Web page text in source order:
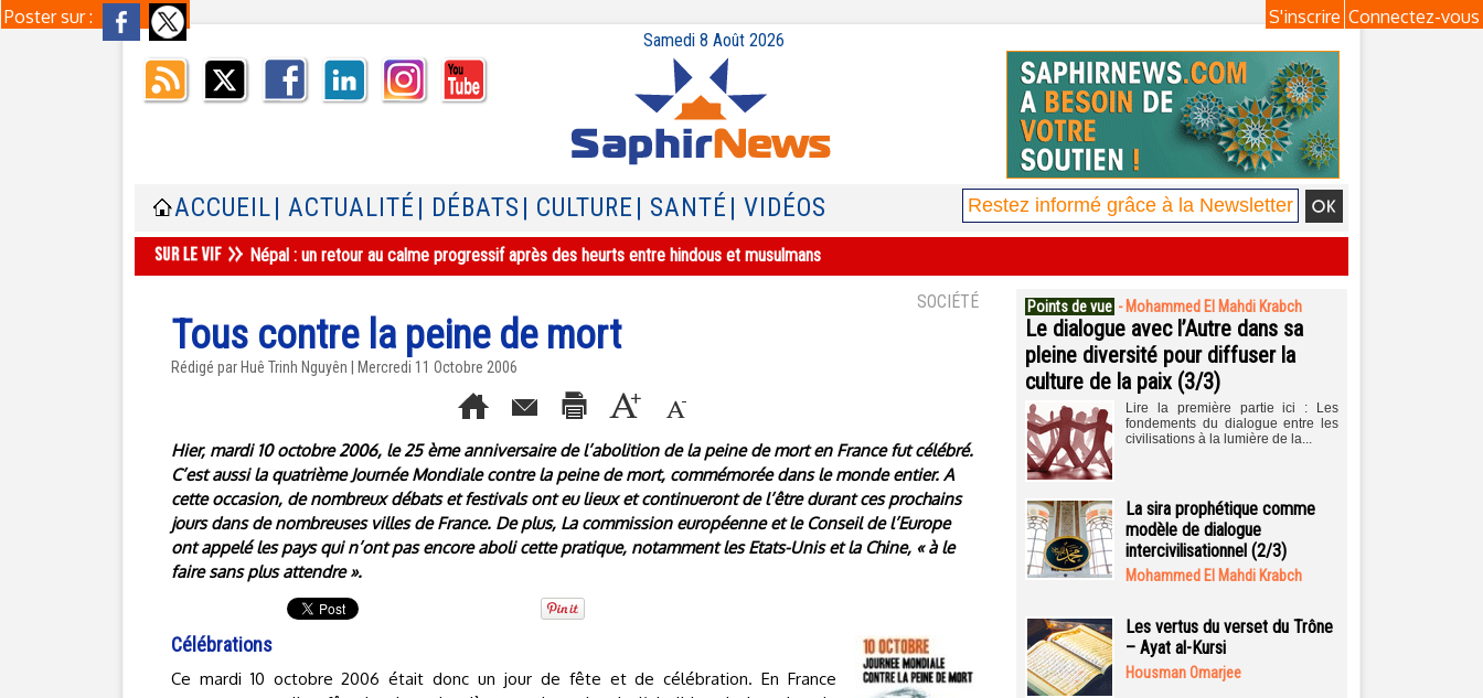
Poster sur : Connectez-vous
S'inscrire
Samedi 8 Août 2026
ACCUEIL | ACTUALITÉ | DÉBATS | CULTURE | SANTÉ | VIDÉOS
Népal : un retour au calme progressif après des heurts entre hindous et musulmans
SOCIÉTÉ
Tous contre la peine de mort
Rédigé par Huê Trinh Nguyên | Mercredi 11 Octobre 2006
Hier, mardi 10 octobre 2006, le 25 ème anniversaire de l’abolition de la peine de mort en France fut célébré.
C’est aussi la quatrième Journée Mondiale contre la peine de mort, commémorée dans le monde entier. A
cette occasion, de nombreux débats et festivals ont eu lieux et continueront de l’être durant ces prochains
jours dans de nombreuses villes de France. De plus, La commission européenne et le Conseil de l’Europe
ont appelé les pays qui n’ont pas encore aboli cette pratique, notamment les Etats-Unis et la Chine, « à le
faire sans plus attendre ».
Célébrations
Ce mardi 10 octobre 2006 était donc un jour de fête et de célébration. En France
Points de vue - Mohammed El Mahdi Krabch
Le dialogue avec l’Autre dans sa
pleine diversité pour diffuser la
culture de la paix (3/3)
Lire la première partie ici : Les
fondements du dialogue entre les
civilisations à la lumière de la...
La sira prophétique comme
modèle de dialogue
intercivilisationnel (2/3)
Mohammed El Mahdi Krabch
Les vertus du verset du Trône
– Ayat al-Kursi
Housman Omarjee